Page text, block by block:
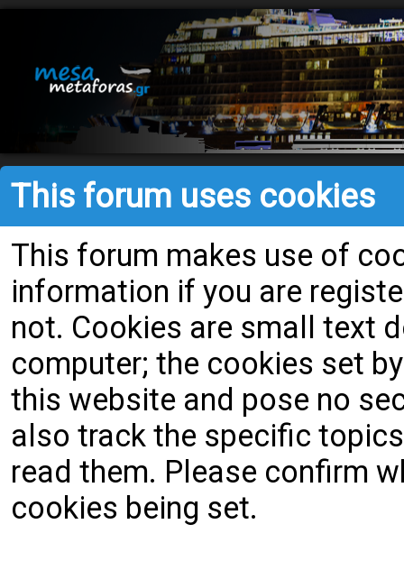
This forum uses cookies
This forum makes use of
information if you are
not. Cookies are small text
computer; the cookies set
this website and pose no
also track the specific
read them. Please confirm
cookies being set.